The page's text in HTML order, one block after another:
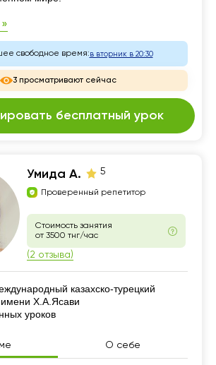
свободное время:в вторник в 20:30
3 просматривают сейчас
бесплатный урок
Умида А. 5
Проверенный репетитор
Стоимость занятия
от 3500 тнг/час
(2 отзыва)
казахско-турецкий
имени Х.А.Ясави
уроков
О себе